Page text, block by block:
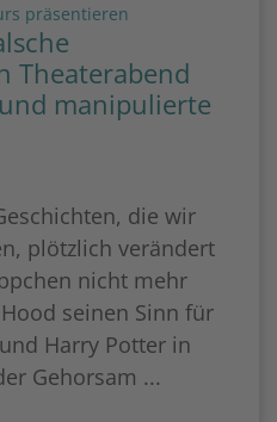
präsentieren
Theaterabend
manipulierte
die wir
plötzlich verändert
nicht mehr
seinen Sinn für
Harry Potter in
Gehorsam ...